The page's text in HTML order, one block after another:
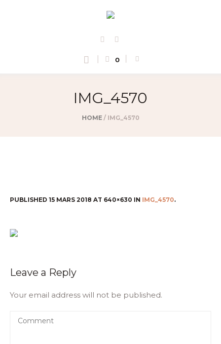
0
IMG_4570
HOME / IMG_4570
PUBLISHED 15 MARS 2018 AT 640×630 IN IMG_4570.
Leave a Reply
Your email address will not be published.